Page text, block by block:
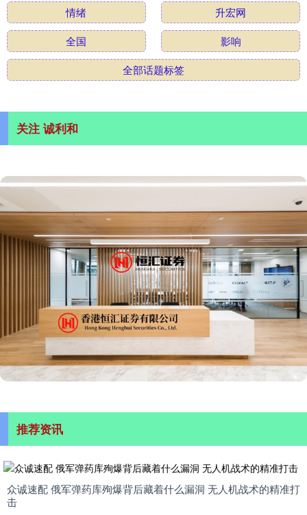
情绪
升宏网
全国
影响
全部话题标签
关注 诚利和
推荐资讯
众诚速配 俄军弹药库殉爆背后藏着什么漏洞 无人机战术的精准打
击